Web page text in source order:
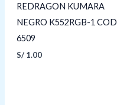
REDRAGON KUMARA
NEGRO K552RGB-1 COD
6509
S/1.00